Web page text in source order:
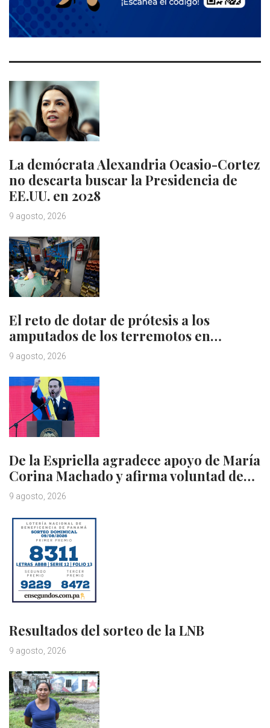
La demócrata Alexandria Ocasio-Cortez
no descarta buscar la Presidencia de
EE.UU. en 2028
9 agosto, 2026
El reto de dotar de prótesis a los
amputados de los terremotos en…
9 agosto, 2026
De la Espriella agradece apoyo de María
Corina Machado y afirma voluntad de…
9 agosto, 2026
Resultados del sorteo de la LNB
9 agosto, 2026